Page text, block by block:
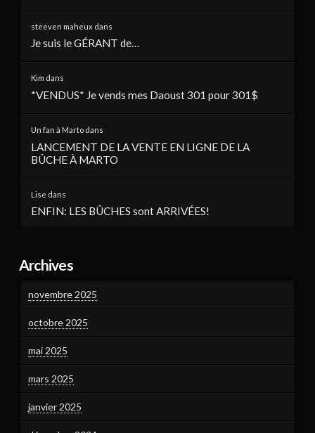
steeven maheuxdans
Je suis le GÉRANT de…
Kim dans
*VENDUS* Je vends mes Daoust 301 pour 301$
Un fan à Martodans
LANCEMENT DE LA VENTE EN LIGNE DE LA
BÛCHE À MARTO
Lise dans
ENFIN: LES BÛCHES sont ARRIVÉES!
Archives
novembre 2025
octobre 2025
mai 2025
mars 2025
janvier 2025